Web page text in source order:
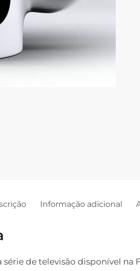
Informação adicional
de televisão disponível na